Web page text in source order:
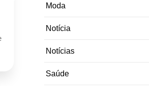
Moda
Notícia
Notícias
Saúde